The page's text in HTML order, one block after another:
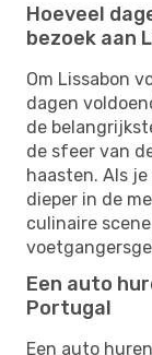
Hoeveel
bezoek aan
Om Lissabon
dagen
de
de sfeer van
haasten. Als
dieper in de
culinaire
Een auto
Portugal
Een auto